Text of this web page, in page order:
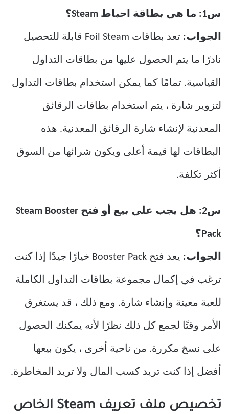
س1: ما هي بطاقة احباط Steam؟
الجواب: تعد بطاقات Foil Steam قابلة للتحصيل
نادرًا ما يتم الحصول عليها من بطاقات التداول
القياسية. تمامًا كما يمكن استخدام بطاقات التداول
لتزوير شارة ، يتم استخدام بطاقات الرقائق
المعدنية لإنشاء شارة الرقائق المعدنية. هذه
البطاقات لها قيمة أعلى ويكون شرائها من السوق
أكثر تكلفة.
س2: هل يجب علي بيع أو فتح Steam Booster
Pack؟
الجواب: يعد فتح Booster Pack خيارًا جيدًا إذا كنت
ترغب في إكمال مجموعة بطاقات التداول الكاملة
للعبة معينة وإنشاء شارة. ومع ذلك ، قد يستغرق
الأمر وقتًا لجمع كل ذلك نظرًا لأنه يمكنك الحصول
على نسخ مكررة. من ناحية أخرى ، يكون بيعها
أفضل إذا كنت تريد كسب المال ولا تريد المخاطرة.
تخصيص ملف تعريف Steam الخاص